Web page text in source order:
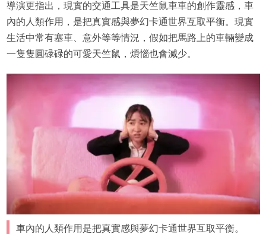
導演更指出，現實的交通工具是天竺鼠車車的創作靈感，車
內的人類作用，是把真實感與夢幻卡通世界互取平衡。現實
生活中常有塞車、意外等等情況，假如把馬路上的車輛變成
一隻隻圓碌碌的可愛天竺鼠，煩惱也會減少。
車內的人類作用是把真實感與夢幻卡通世界互取平衡。